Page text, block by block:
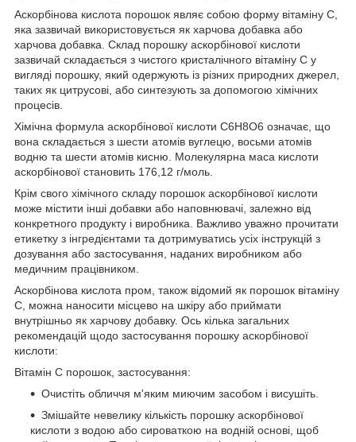
Аскорбінова кислота порошок являє собою форму вітаміну С,
яка зазвичай використовується як харчова добавка або
харчова добавка. Склад порошку аскорбінової кислоти
зазвичай складається з чистого кристалічного вітаміну С у
вигляді порошку, який одержують із різних природних джерел,
таких як цитрусові, або синтезують за допомогою хімічних
процесів.
Хімічна формула аскорбінової кислоти C6H8O6 означає, що
вона складається з шести атомів вуглецю, восьми атомів
водню та шести атомів кисню. Молекулярна маса кислоти
аскорбінової становить 176,12 г/моль.
Крім свого хімічного складу порошок аскорбінової кислоти
може містити інші добавки або наповнювачі, залежно від
конкретного продукту і виробника. Важливо уважно прочитати
етикетку з інгредієнтами та дотримуватись усіх інструкцій з
дозування або застосування, наданих виробником або
медичним працівником.
Аскорбінова кислота пром, також відомий як порошок вітаміну
С, можна наносити місцево на шкіру або приймати
внутрішньо як харчову добавку. Ось кілька загальних
рекомендацій щодо застосування порошку аскорбінової
кислоти:
Вітамін С порошок, застосування:
Очистіть обличчя м'яким миючим засобом і висушіть.
Змішайте невелику кількість порошку аскорбінової
кислоти з водою або сироваткою на водній основі, щоб